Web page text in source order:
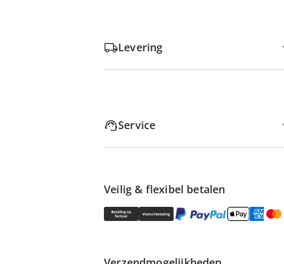
Levering
Service
Veilig & flexibel betalen